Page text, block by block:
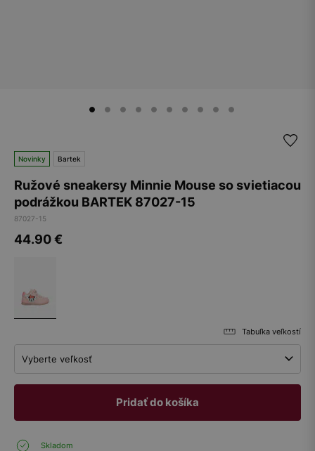
Novinky Bartek
Ružové sneakersy Minnie Mouse so svietiacou
podrážkou BARTEK 87027-15
87027-15
44.90€
Tabuľka veľkostí
Vyberte veľkosť
Pridať do košíka
Skladom